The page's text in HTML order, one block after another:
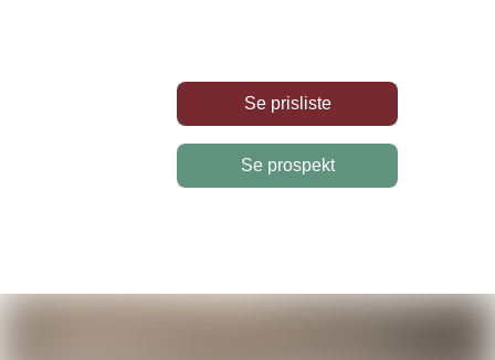
Se prisliste
Se prospekt